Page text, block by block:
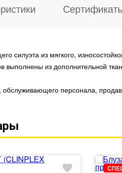
силуэта из мягкого,
из дополнительной
обслуживающего персонала,